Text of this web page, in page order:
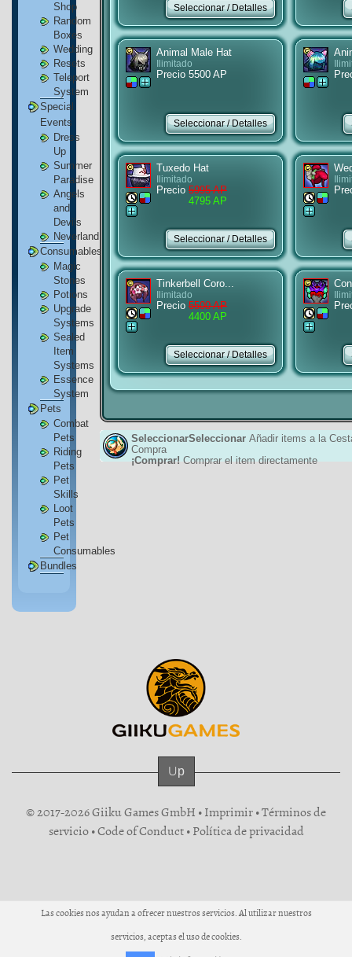
Shop
Random
Boxes
Wedding
Resets
Teleport
System
Special
Events
Dress
Up
Summer
Paradise
Angels
and
Devils
Neverland
Consumables
Magic
Stones
Potions
Upgrade
Systems
Sealed
Item
Systems
Essence
System
Pets
Combat
Pets
Riding
Pets
Pet
Skills
Loot
Pets
Pet
Consumables
Bundles
Animal Male Hat
Ilimitado
Precio 5500 AP
Tuxedo Hat
Ilimitado
Precio 5995 AP
4795 AP
Tinkerbell Coro...
Ilimitado
Precio 5500 AP
4400 AP
SeleccionarSeleccionar Añadir items a la
Compra
¡Comprar! Comprar el item directamente
Up
© 2017-2026 Giiku Games GmbH •Imprimir•Términos de
servicio•Code of Conduct•Política de privacidad
Las cookies nos ayudan a ofrecer nuestros servicios. Al utilizar nuestros
servicios, aceptas el uso de cookies.